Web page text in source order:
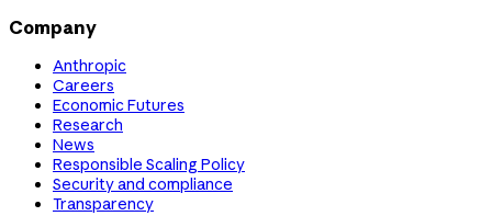
Company
Anthropic
Careers
Economic Futures
Research
News
Responsible Scaling Policy
Security and compliance
Transparency